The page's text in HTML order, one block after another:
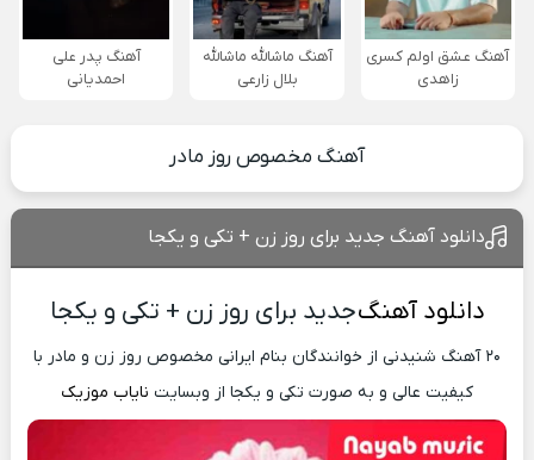
آهنگ عشق اولم کسری
زاهدی
آهنگ ماشالله ماشالله
بلال زارعی
آهنگ پدر علی
احمدیانی
آهنگ مخصوص روز مادر
دانلود آهنگ جدید برای روز زن + تکی و یکجا
دانلود آهنگجدید برای روز زن + تکی و یکجا
۲۰ آهنگ شنیدنی از خوانندگان بنام ایرانی مخصوص روز زن و مادر با
کیفیت عالی و به صورت تکی و یکجا از وبسایت نایاب موزیک